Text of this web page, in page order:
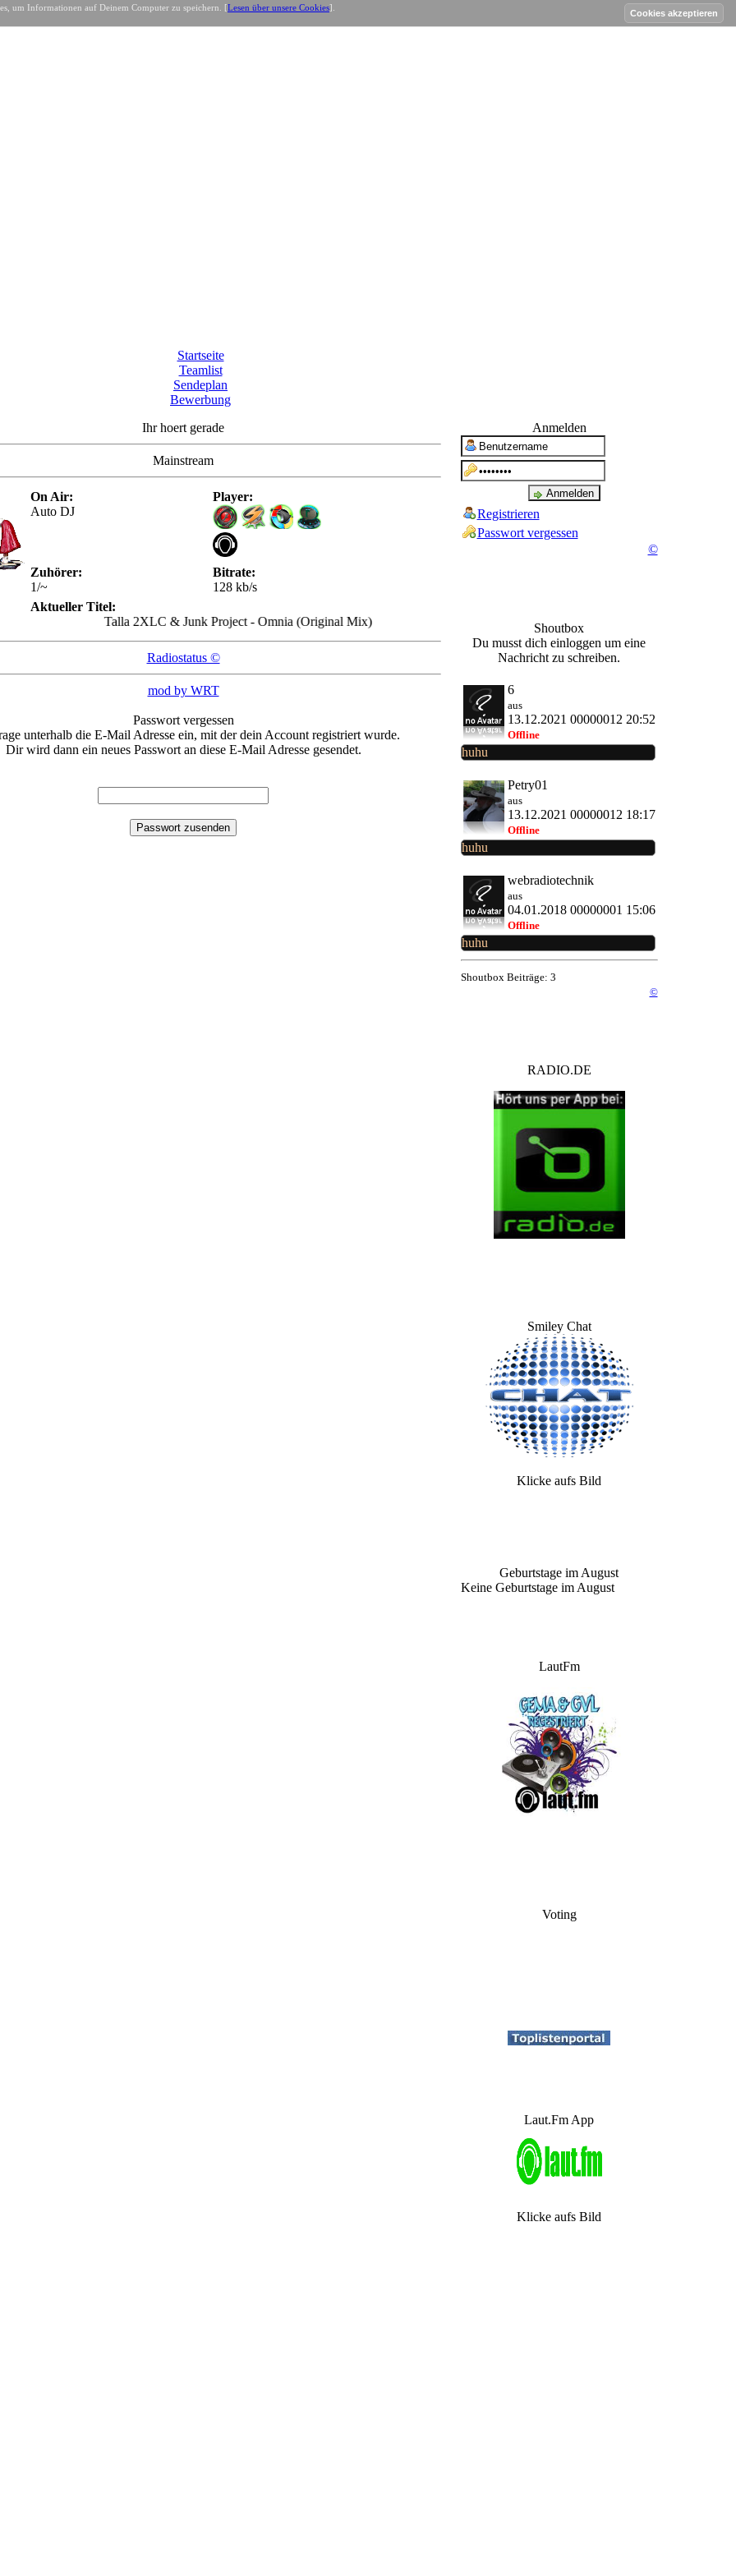
Startseite
Teamlist
Sendeplan
Bewerbung
Ihr hoert gerade
Mainstream
On Air:
Auto DJ
Player:
Zuhörer:
1/~
Bitrate:
128 kb/s
Aktueller Titel:
Talla 2XLC & Junk Project - Omnia (Original Mix)
Radiostatus ©
mod by WRT
Passwort vergessen
unterhalb die E-Mail Adresse ein, mit der dein Account registriert wurde.
Dir wird dann ein neues Passwort an diese E-Mail Adresse gesendet.
um Informationen auf Deinem Computer zu speichern. [Lesen über unsere Cookies].
Anmelden
Registrieren
Passwort vergessen
©
Shoutbox
Du musst dich einloggen um eine
Nachricht zu schreiben.
6
aus
13.12.2021 00000012 20:52
Offline
huhu
Petry01
aus
13.12.2021 00000012 18:17
Offline
huhu
webradiotechnik
aus
04.01.2018 00000001 15:06
Offline
huhu
Shoutbox Beiträge: 3
©
RADIO.DE
Smiley Chat
Klicke aufs Bild
Geburtstage im August
Keine Geburtstage im August
LautFm
Voting
Laut.Fm App
Klicke aufs Bild